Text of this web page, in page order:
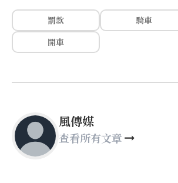
罰款
騎車
開車
風傳媒
查看所有文章